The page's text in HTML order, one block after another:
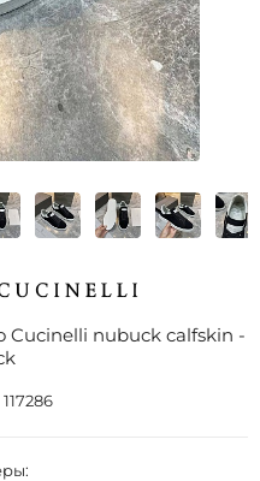
Cucinelli nubuck calfskin -
117286